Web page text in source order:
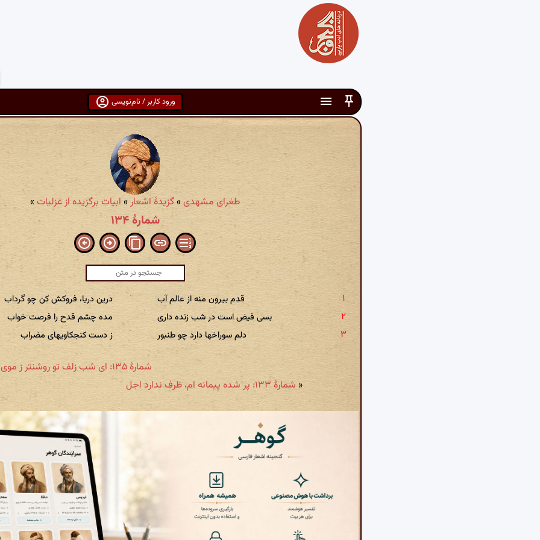
ورود کاربر / نام‌نویسی
طغرای مشهدی »گزیدهٔ اشعار» ابیات برگزیده از غزلیات»
شمارهٔ ۱۳۴
قدم بیرون منه از عالم آب
درین دریا، فروکش کن چو گرداب
بسی فیض است در شب زنده داری
مده چشم قدح را فرصت خواب
دلم سوراخها دارد چو طنبور
ز دست کنجکاویهای مضراب
شمارهٔ ۱۳۵: ای شب زلف تو روشنتر ز موی آفتاب
« شمارهٔ ۱۳۳: پر شده پیمانه ام، ظرف ندارد اجل